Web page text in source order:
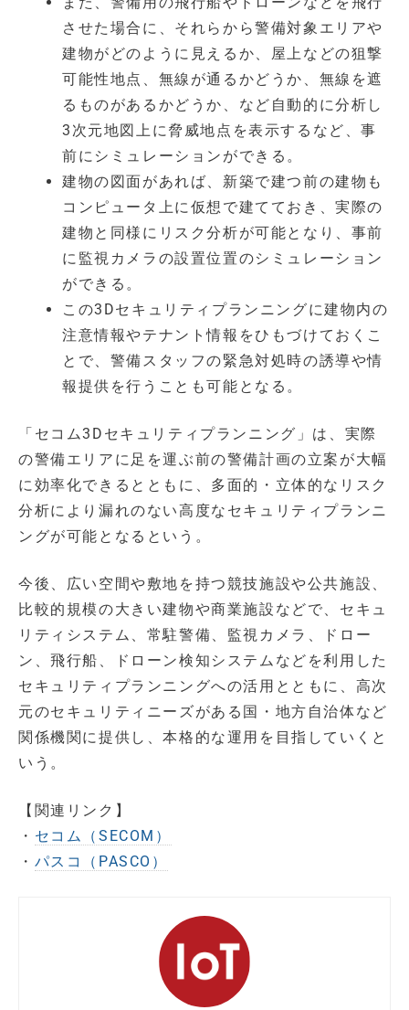
させた場合に、それらから警備対象エリアや
建物がどのように見えるか、屋上などの狙撃
可能性地点、無線が通るかどうか、無線を遮
るものがあるかどうか、など自動的に分析し
3次元地図上に脅威地点を表示するなど、事
前にシミュレーションができる。
建物の図面があれば、新築で建つ前の建物も
コンピュータ上に仮想で建てておき、実際の
建物と同様にリスク分析が可能となり、事前
に監視カメラの設置位置のシミュレーション
ができる。
この3Dセキュリティプランニングに建物内の
注意情報やテナント情報をひもづけておくこ
とで、警備スタッフの緊急対処時の誘導や情
報提供を行うことも可能となる。
「セコム3Dセキュリティプランニング」は、実際
の警備エリアに足を運ぶ前の警備計画の立案が大幅
に効率化できるとともに、多面的・立体的なリスク
分析により漏れのない高度なセキュリティプランニ
ングが可能となるという。
今後、広い空間や敷地を持つ競技施設や公共施設、
比較的規模の大きい建物や商業施設などで、セキュ
リティシステム、常駐警備、監視カメラ、ドロー
ン、飛行船、ドローン検知システムなどを利用した
セキュリティプランニングへの活用とともに、高次
元のセキュリティニーズがある国・地方自治体など
関係機関に提供し、本格的な運用を目指していくと
いう。
【関連リンク】
・ セコム（SECOM）
・ パスコ（PASCO）